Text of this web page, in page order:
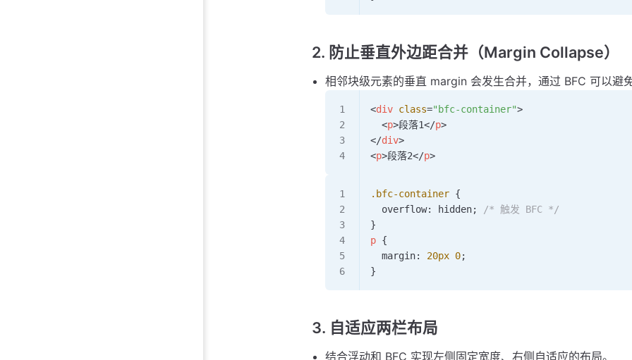
2. 防止垂直外边距合并（Margin Collapse）
相邻块级元素的垂直 margin 会发生合并，通过 BFC 可以避
<div class="bfc-container">
  <
p>段落1</p>
</div>
<p>段落2</p>
.bfc-container {
  overflow:
hidden;
/* 触发 BFC */
}
p {
  margin:
20px 0;
}
3. 自适应两栏布局
结合浮动和 BFC 实现左侧固定宽度、右侧自适应的布局。